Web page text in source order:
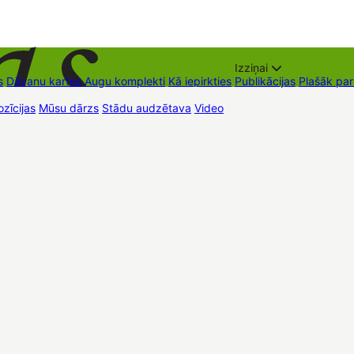
Dāvanu kartes Augu komplekti Kā iepirkties
Izziņai
Publikācijas Plašāk
Mūsu dārzs Stādu audzētava Video